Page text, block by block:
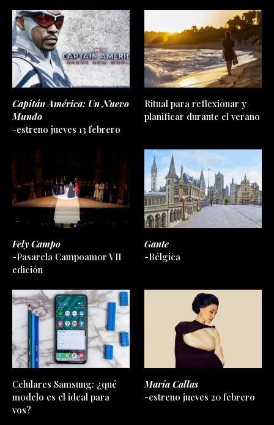
Capitán América: Un Nuevo
Mundo
-estreno jueves 13 febrero
Ritual para reflexionar y
planificar durante el verano
Fely Campo
-Pasarela Campoamor VII
edición
Gante
-Bélgica
Celulares Samsung: ¿qué
modelo es el ideal para
vos?
María Callas
-estreno jueves 20 febrero